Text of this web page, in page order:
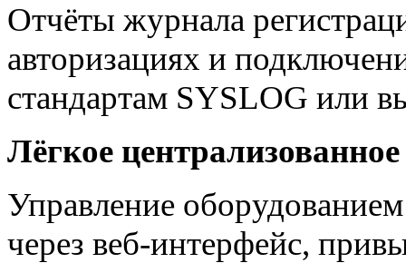
Отчёты журнала
авторизациях и
стандартам SYSLOG или
Лёгкое
Управление
через веб-интерфейс,